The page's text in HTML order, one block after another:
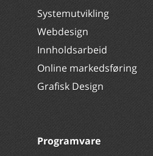
Systemutvikling
Webdesign
Innholdsarbeid
Online markedsføring
Grafisk Design
Programvare